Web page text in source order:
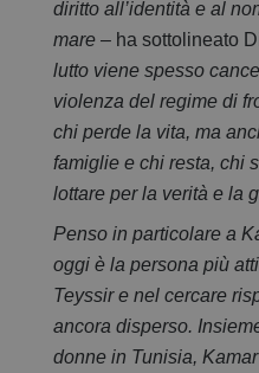
diritto all’identità e al
mare – ha sottolineato
lutto viene spesso
violenza del regime di
chi perde la vita, ma
famiglie e chi resta, chi
lottare per la verità e la
Penso in particolare a
oggi è la persona più
Teyssir e nel cercare
ancora disperso.
donne in Tunisia,